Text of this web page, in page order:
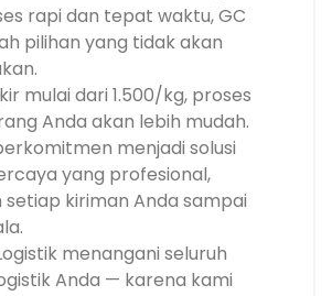
rapi dan tepat waktu, GC
pilihan yang tidak akan
mulai dari 1.500/kg, proses
Anda akan lebih mudah.
menjadi solusi
yang profesional,
kiriman Anda sampai
menangani seluruh
Anda — karena kami